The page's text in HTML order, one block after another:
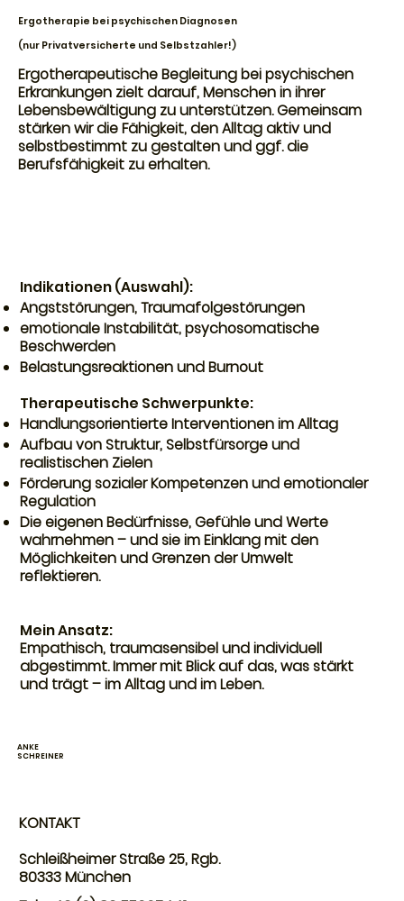
Ergotherapie bei psychischen Diagnosen
(nur Privatversicherte und Selbstzahler!)
Ergotherapeutische Begleitung bei psychischen
Erkrankungen zielt darauf, Menschen in ihrer
Lebensbewältigung zu unterstützen. Gemeinsam
stärken wir die Fähigkeit, den Alltag aktiv und
selbstbestimmt zu gestalten und ggf. die
Berufsfähigkeit zu erhalten.
Indikationen (Auswahl):
Angststörungen, Traumafolgestörungen
emotionale Instabilität, psychosomatische
Beschwerden
Belastungsreaktionen und Burnout
Therapeutische Schwerpunkte:
Handlungsorientierte Interventionen im Alltag
Aufbau von Struktur, Selbstfürsorge und
realistischen Zielen
Förderung sozialer Kompetenzen und emotionaler
Regulation
Die eigenen Bedürfnisse, Gefühle und Werte
wahrnehmen – und sie im Einklang mit den
Möglichkeiten und Grenzen der Umwelt
reflektieren.
Mein Ansatz:
Empathisch, traumasensibel und individuell
abgestimmt. Immer mit Blick auf das, was stärkt
und trägt – im Alltag und im Leben.
ANKE
SCHREINER
KONTAKT
Schleißheimer Straße 25, Rgb.
80333 München